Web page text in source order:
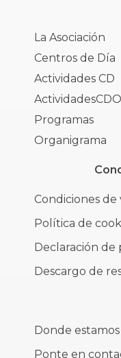
La Asociación
Centros de Día
Actividades CD
ActividadesCDO
Programas
Organigrama
Condiciones de
Política de
Declaración de
Descargo de
Donde estamos
Ponte en